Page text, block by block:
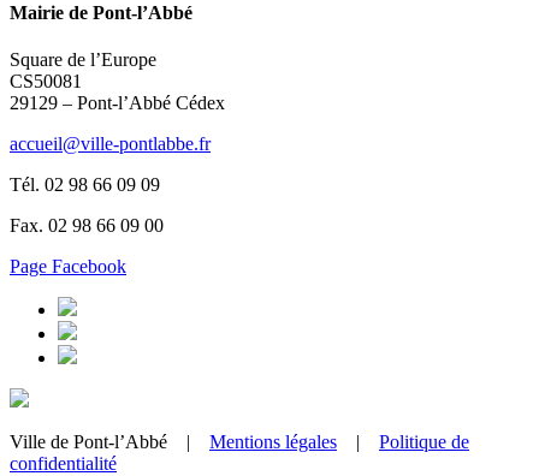
Mairie de Pont-l’Abbé
Square de l’Europe
CS50081
29129 – Pont-l’Abbé Cédex
accueil@ville-pontlabbe.fr
Tél. 02 98 66 09 09
Fax. 02 98 66 09 00
Page Facebook
Ville de Pont-l’Abbé | Mentions légales | Politique de
confidentialité